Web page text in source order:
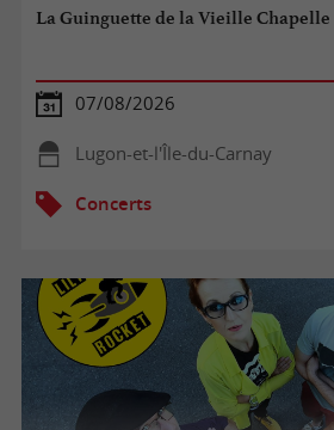
La Guinguette de la Vieille Chapelle
07/08/2026
Lugon-et-l'Île-du-Carnay
Concerts